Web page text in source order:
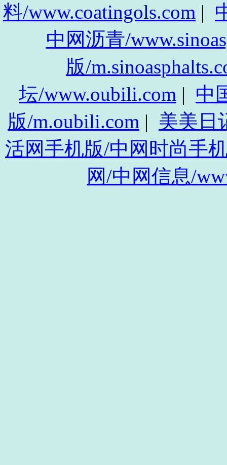
料/www.coatingols.com |
中网沥青/
版/
坛/www.oubili.com | 中
版/m.oubili.com | 美美日
活网手机版/中网时尚手
网/中网信息/